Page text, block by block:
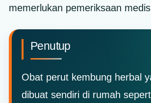
memerlukan pemeriksaan
Penutup
Obat perut kembung herbal
dibuat sendiri di rumah